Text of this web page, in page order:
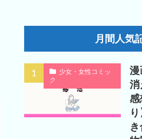
月間人気
少女・女性コミッ
ク
漫
消
感